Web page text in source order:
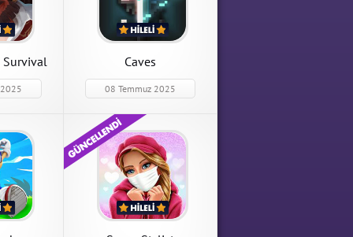
Survival
Caves
08 Temmuz 2025
Açık